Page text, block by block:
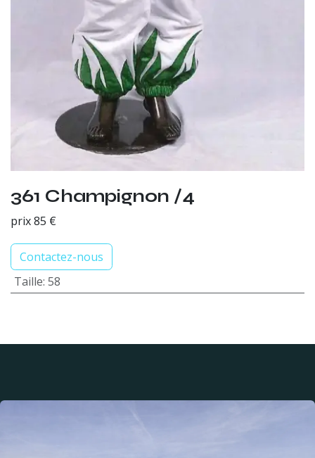
361 Champignon /4
prix 85 €
Contactez-nous
Taille: 58